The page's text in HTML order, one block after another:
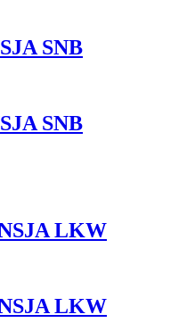
SNB
SNB
LKW
LKW